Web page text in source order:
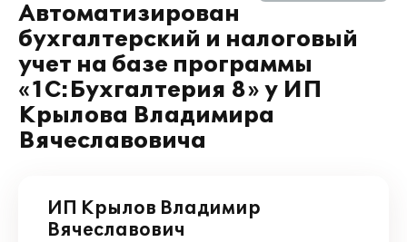
Автоматизирован
бухгалтерский и налоговый
учет на базе программы
«1С:Бухгалтерия 8» у ИП
Крылова Владимира
Вячеславовича
ИП Крылов Владимир
Вячеславович